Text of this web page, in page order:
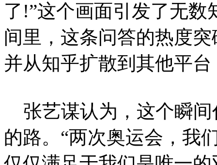
了!”这个画面引发了无数
间里，这条问答的热度
并从知乎扩散到其他平
张艺谋认为，这个瞬间
的路。“两次奥运会，我